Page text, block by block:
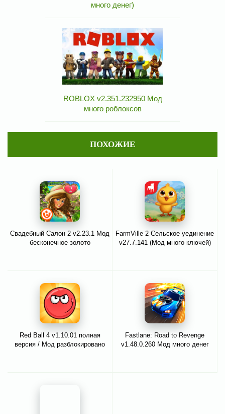
много денег)
ROBLOX v2.351.232950 Мод
много роблоксов
ПОХОЖИЕ
Свадебный Салон 2 v2.23.1 Мод
бесконечное золото
FarmVille 2 Cельское уединение
v27.7.141 (Мод много ключей)
Red Ball 4 v1.10.01 полная
версия / Мод разблокировано
Fastlane: Road to Revenge
v1.48.0.260 Мод много денег